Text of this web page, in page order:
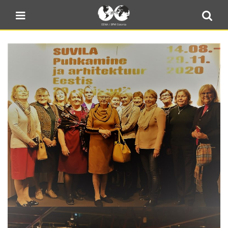
Sulge menüü
Blogi
E-pood
Kontakt
Minu BPW
In English